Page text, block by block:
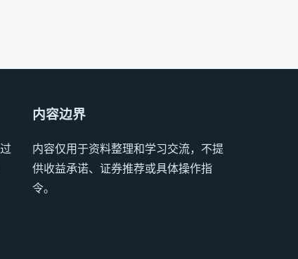
内容边界
内容仅用于资料整理和学习交流，不提
供收益承诺、证券推荐或具体操作指
令。